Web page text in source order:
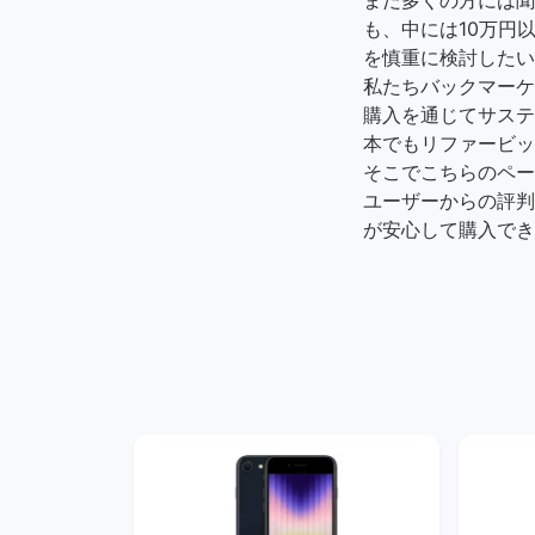
も、中には10万円
を慎重に検討した
私たちバックマー
購入を通じてサス
本でもリファービ
そこでこちらのペ
ユーザーからの評
が安心して購入で